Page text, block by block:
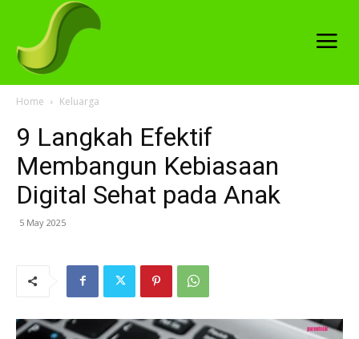
Home Keluarga
9 Langkah Efektif
Membangun Kebiasaan
Digital Sehat pada Anak
5 May 2025